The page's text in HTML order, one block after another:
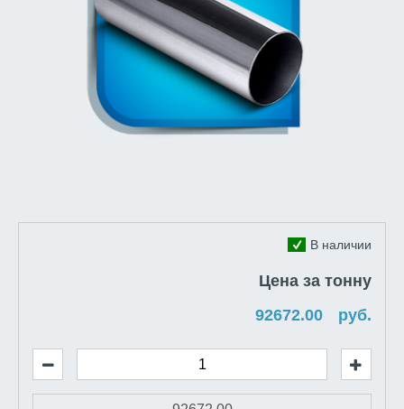
В наличии
Цена за тонну
руб.